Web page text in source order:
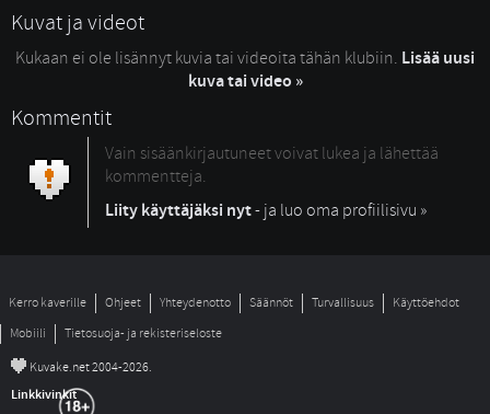
Kuvat ja videot
Kukaan ei ole lisännyt kuvia tai videoita tähän klubiin. Lisää uusi
kuva tai video »
Kommentit
Vain sisäänkirjautuneet voivat lukea ja lähettää
kommentteja.
Liity käyttäjäksi nyt- ja luo oma profiilisivu »
Kerro kaverille Ohjeet Yhteydenotto Säännöt Turvallisuus
Käyttöehdot
Mobiili
Tietosuoja- ja rekisteriseloste
© Kuvake.net 2004-2026.
Linkkivinkit